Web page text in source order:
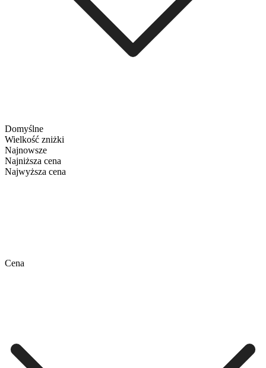
Domyślne
Wielkość zniżki
Najnowsze
Najniższa cena
Najwyższa cena
Cena